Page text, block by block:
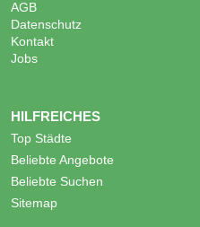
AGB
Datenschutz
Kontakt
Jobs
HILFREICHES
Top Städte
Beliebte Angebote
Beliebte Suchen
Sitemap